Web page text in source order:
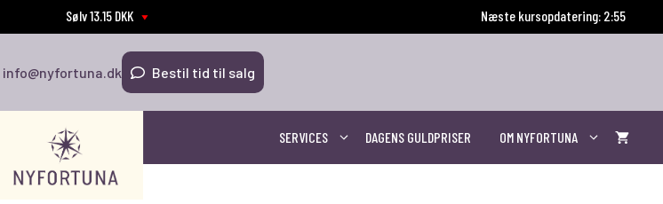
Sølv 13.15 DKK Næste kursopdatering: 2:55
info@nyfortuna.dk Bestil tid til salg
SERVICES DAGENS GULDPRISER OM NYFORTUNA